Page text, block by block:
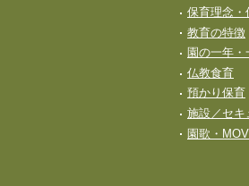
保育理念・
教育の特徴
園の一年・
仏教食育
預かり保育
施設／セキ
園歌・